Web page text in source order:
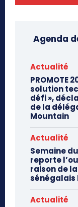
Agenda
Actualité
PROMOTE
solution
défi »,
de la
Mountain
Actualité
Semaine
reporte
raison de
sénégalais
Actualité